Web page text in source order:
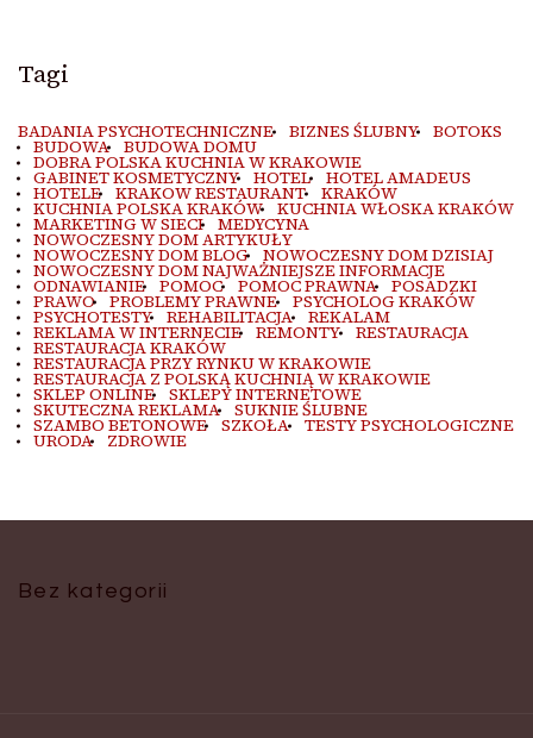
Tagi
BADANIA PSYCHOTECHNICZNE BIZNES ŚLUBNY BOTOKS
BUDOWA BUDOWA DOMU
DOBRA POLSKA KUCHNIA W KRAKOWIE
GABINET KOSMETYCZNY HOTEL HOTEL AMADEUS
HOTELE KRAKOW RESTAURANT KRAKÓW
KUCHNIA POLSKA KRAKÓW KUCHNIA WŁOSKA KRAKÓW
MARKETING W SIECI MEDYCYNA
NOWOCZESNY DOM ARTYKUŁY
NOWOCZESNY DOM BLOG NOWOCZESNY DOM DZISIAJ
NOWOCZESNY DOM NAJWAŻNIEJSZE INFORMACJE
ODNAWIANIE POMOC POMOC PRAWNA POSADZKI
PRAWO PROBLEMY PRAWNE PSYCHOLOG KRAKÓW
PSYCHOTESTY REHABILITACJA REKALAM
REKLAMA W INTERNECIE REMONTY RESTAURACJA
RESTAURACJA KRAKÓW
RESTAURACJA PRZY RYNKU W KRAKOWIE
RESTAURACJA Z POLSKĄ KUCHNIĄ W KRAKOWIE
SKLEP ONLINE SKLEPY INTERNETOWE
SKUTECZNA REKLAMA SUKNIE ŚLUBNE
SZAMBO BETONOWE SZKOŁA TESTY PSYCHOLOGICZNE
URODA ZDROWIE
Bez kategorii